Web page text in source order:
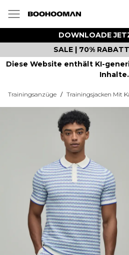
DOWNLOADE
SALE | 70%
Diese Website enthält KI-
Inhalte.
Trainingsanzüge / Trainingsjacken Mit